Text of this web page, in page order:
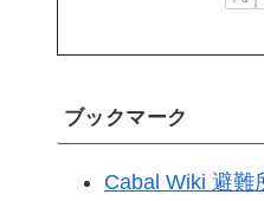
ブックマーク
Cabal Wiki 避難